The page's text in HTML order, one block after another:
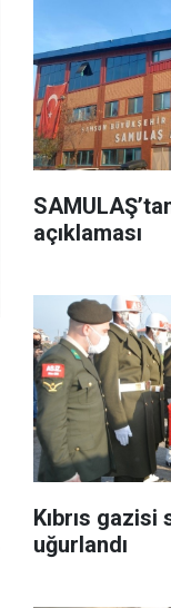
açıklaması
Kıbrıs
uğurlandı